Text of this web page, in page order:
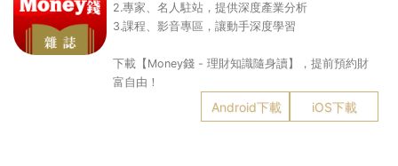
2.專家、名人駐站，提供深度產業分析
3.課程、影音專區，讓動手深度學習
下載【Money錢 - 理財知識隨身讀】，提前預約財
富自由！
Android下載 iOS下載